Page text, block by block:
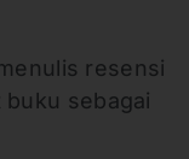
resensi
sebagai